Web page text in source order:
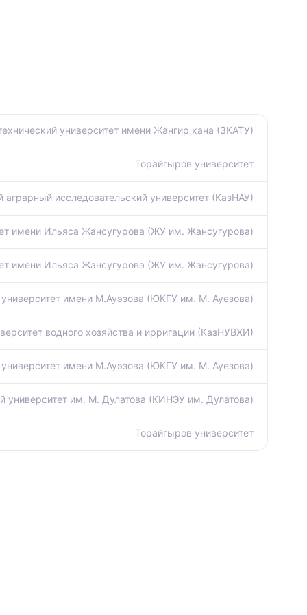
университет имени Жангир хана (ЗКАТУ)
Торайгыров университет
аграрный исследовательский университет (КазНАУ)
имени Ильяса Жансугурова (ЖУ им. Жансугурова)
имени Ильяса Жансугурова (ЖУ им. Жансугурова)
имени М.Ауэзова (ЮКГУ им. М. Ауезова)
водного хозяйства и ирригации (КазНУВХИ)
имени М.Ауэзова (ЮКГУ им. М. Ауезова)
университет им. М. Дулатова (КИНЭУ им. Дулатова)
Торайгыров университет